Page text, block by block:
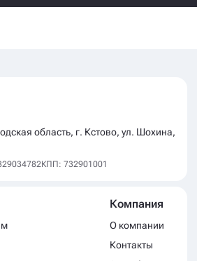
область, г. Кстово, ул. Шохина,
КПП: 732901001
Компания
О компании
Контакты